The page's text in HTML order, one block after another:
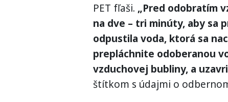
PET fľaši. „Pred odobratím
na dve – tri minúty, aby sa
odpustila voda, ktorá sa
prepláchnite odoberanou
vzduchovej bubliny, a
štítkom s údajmi o